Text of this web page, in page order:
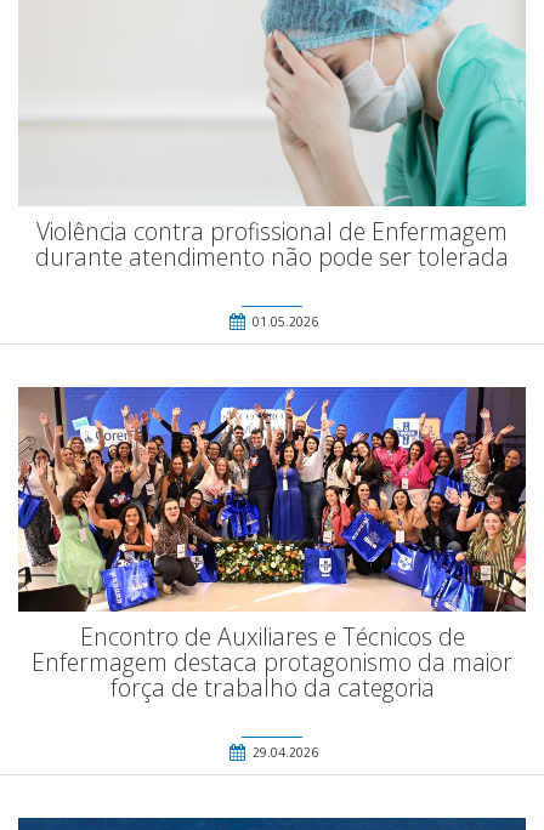
Violência contra profissional de Enfermagem
durante atendimento não pode ser tolerada
01.05.2026
Encontro de Auxiliares e Técnicos de
Enfermagem destaca protagonismo da maior
força de trabalho da categoria
29.04.2026